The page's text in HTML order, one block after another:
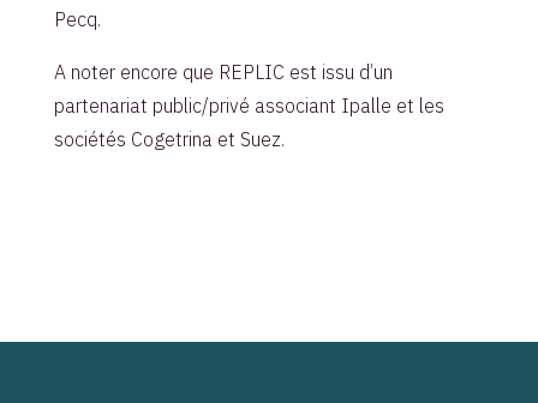
Pecq.
A noter encore que REPLIC est issu d’un
partenariat public/privé associant Ipalle et les
sociétés Cogetrina et Suez.